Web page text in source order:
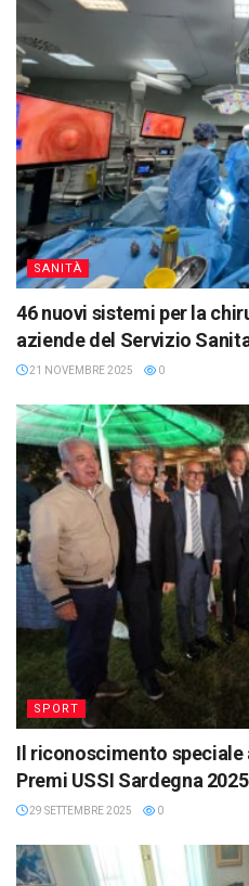
SANITÀ
46 nuovi sistemi per la
aziende del Servizio
21 NOVEMBRE 2025 0
SPORT
Il riconoscimento speciale
Premi USSI Sardegna 2025
29 SETTEMBRE 2025 0